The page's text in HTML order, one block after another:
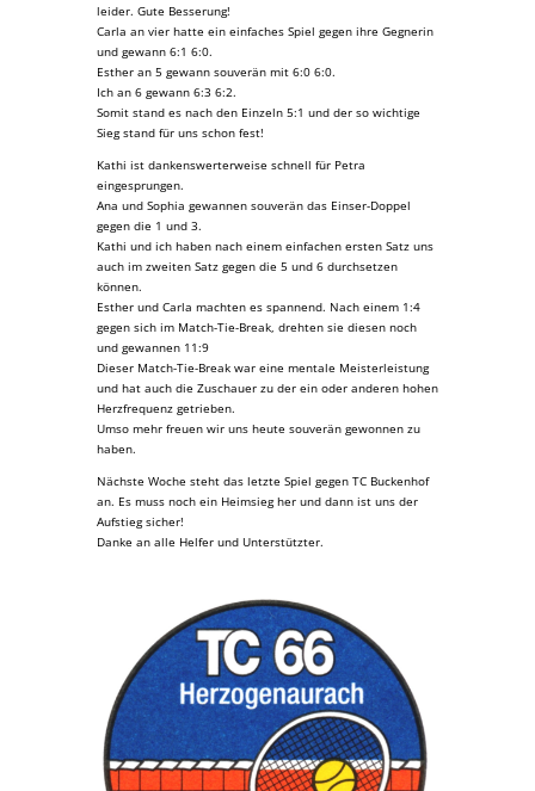
leider. Gute Besserung!
Carla an vier hatte ein einfaches Spiel gegen ihre Gegnerin
und gewann 6:1 6:0.
Esther an 5 gewann souverän mit 6:0 6:0.
Ich an 6 gewann 6:3 6:2.
Somit stand es nach den Einzeln 5:1 und der so wichtige
Sieg stand für uns schon fest!
Kathi ist dankenswerterweise schnell für Petra
eingesprungen.
Ana und Sophia gewannen souverän das Einser-Doppel
gegen die 1 und 3.
Kathi und ich haben nach einem einfachen ersten Satz uns
auch im zweiten Satz gegen die 5 und 6 durchsetzen
können.
Esther und Carla machten es spannend. Nach einem 1:4
gegen sich im Match-Tie-Break, drehten sie diesen noch
und gewannen 11:9
Dieser Match-Tie-Break war eine mentale Meisterleistung
und hat auch die Zuschauer zu der ein oder anderen hohen
Herzfrequenz getrieben.
Umso mehr freuen wir uns heute souverän gewonnen zu
haben.
Nächste Woche steht das letzte Spiel gegen TC Buckenhof
an. Es muss noch ein Heimsieg her und dann ist uns der
Aufstieg sicher!
Danke an alle Helfer und Unterstützter.